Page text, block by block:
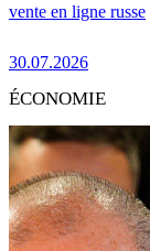
vente en ligne russe
30.07.2026
ÉCONOMIE